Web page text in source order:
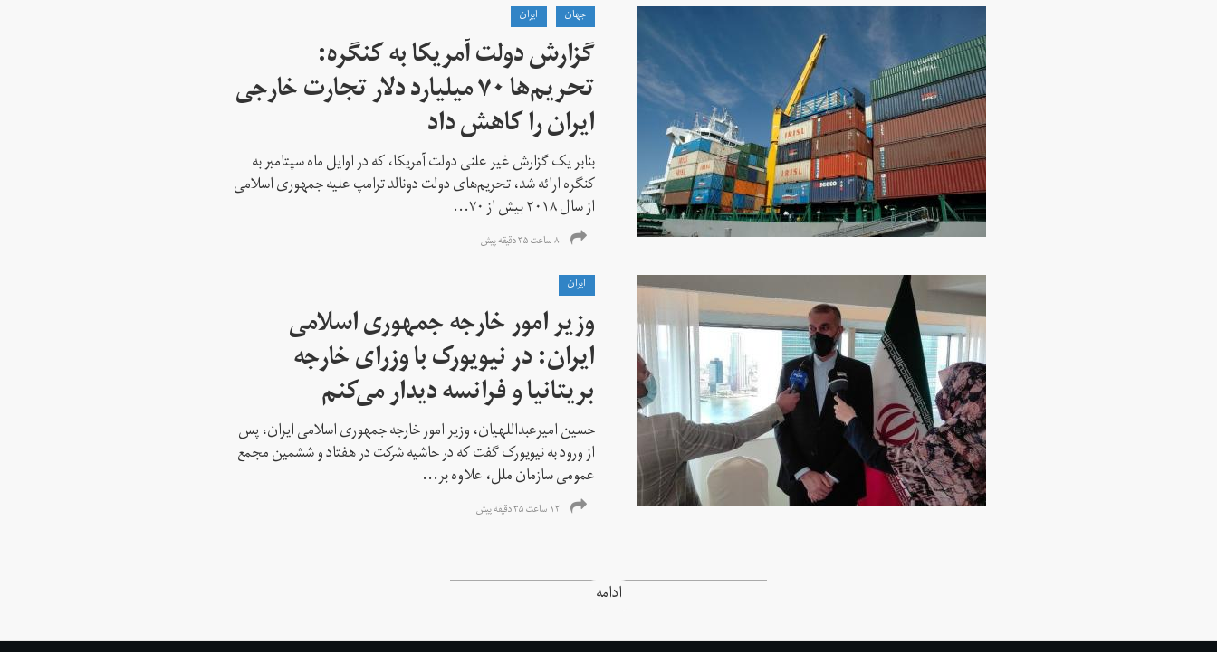
جهان
ايران
گزارش دولت آمریکا به کنگره:
تحریم‌ها ۷۰ میلیارد دلار تجارت خارجی
ایران را کاهش داد
بنابر یک گزارش غیر علنی دولت آمریکا، که در اوایل ماه سپتامبر به
کنگره ارائه شد، تحریم‌های دولت دونالد ترامپ علیه جمهوری اسلامی
از سال ۲۰۱۸ بیش از ۷۰...
۸ ساعت ۳۵ دقیقه پیش
ايران
وزیر امور خارجه جمهوری اسلامی
ایران: در نیویورک با وزرای خارجه
بریتانیا و فرانسه دیدار می‌کنم
حسین امیرعبداللهیان، وزیر امور خارجه جمهوری اسلامی ایران، پس
از ورود به نیویورک گفت که در حاشیه شرکت در هفتاد و ششمین مجمع
عمومی سازمان ملل، علاوه بر...
۱۲ ساعت ۳۵ دقیقه پیش
ادامه